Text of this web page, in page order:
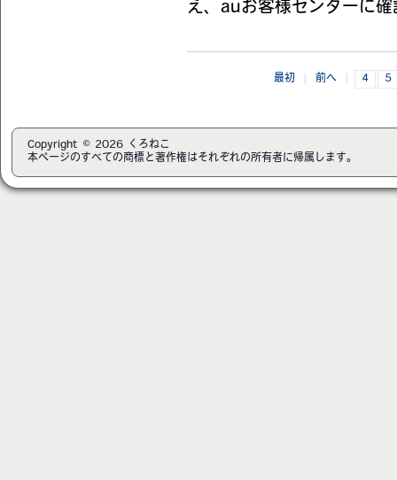
え、auお客様センターに
最初 前へ 4 5
Copyright © 2026 くろねこ
本ページのすべての商標と著作権はそれぞれの所有者に帰属します。